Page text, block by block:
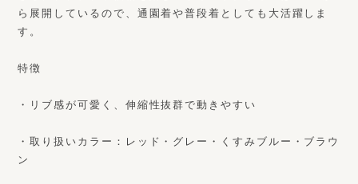
ら展開しているので、通園着や普段着としても大活躍しま
す。
特徴
・リブ感が可愛く、伸縮性抜群で動きやすい
・取り扱いカラー：レッド・グレー・くすみブルー・ブラウ
ン